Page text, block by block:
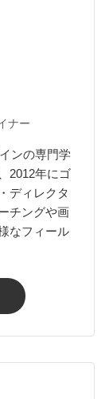
ナー
ンの専門学
2012年にゴ
ディレクタ
チングや画
なフィール